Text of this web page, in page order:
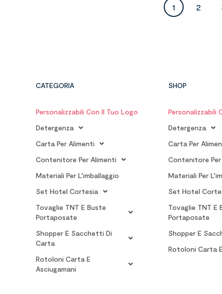
1 2
CATEGORIA
Personalizzabili Con Il Tuo Logo
Detergenza
Carta Per Alimenti
Contenitore Per Alimenti
Materiali Per L’imballaggio
Set Hotel Cortesia
Tovaglie TNT E Buste
Portaposate
Shopper E Sacchetti Di
Carta
Rotoloni Carta E
Asciugamani
SHOP
Personalizzabili
Detergenza
Carta Per
Contenitore Per
Materiali Per
Set Hotel
Tovaglie TNT E
Portaposate
Shopper E
Rotoloni Carta